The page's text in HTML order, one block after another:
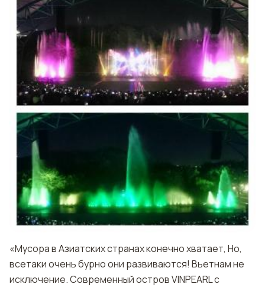
«Мусора в Азиатских странах конечно хватает, Но,
всетаки очень бурно они развиваются! Вьетнам не
исключение. Современный остров VINPEARL с